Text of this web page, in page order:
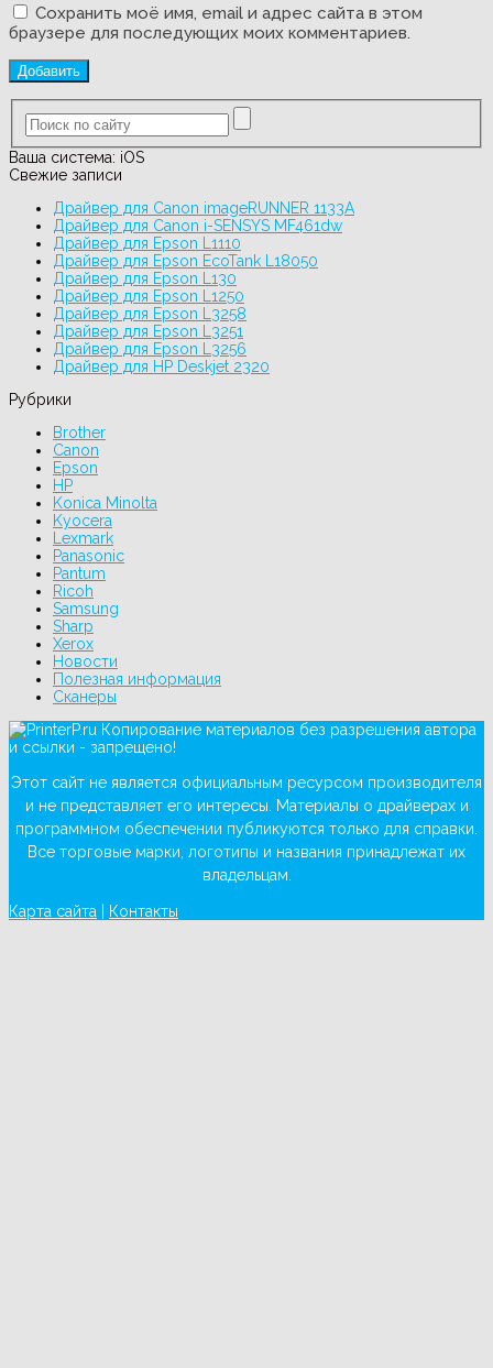
Сохранить моё имя, email и адрес сайта в этом
браузере для последующих моих комментариев.
Ваша система: iOS
Свежие записи
Драйвер для Canon imageRUNNER 1133A
Драйвер для Canon i-SENSYS MF461dw
Драйвер для Epson L1110
Драйвер для Epson EcoTank L18050
Драйвер для Epson L130
Драйвер для Epson L1250
Драйвер для Epson L3258
Драйвер для Epson L3251
Драйвер для Epson L3256
Драйвер для HP Deskjet 2320
Рубрики
Brother
Canon
Epson
HP
Konica Minolta
Kyocera
Lexmark
Panasonic
Pantum
Ricoh
Samsung
Sharp
Xerox
Новости
Полезная информация
Сканеры
Копирование материалов без разрешения автора
и ссылки - запрещено!
Этот сайт не является официальным ресурсом производителя
и не представляет его интересы. Материалы о драйверах и
программном обеспечении публикуются только для справки.
Все торговые марки, логотипы и названия принадлежат их
владельцам.
Карта сайта Контакты